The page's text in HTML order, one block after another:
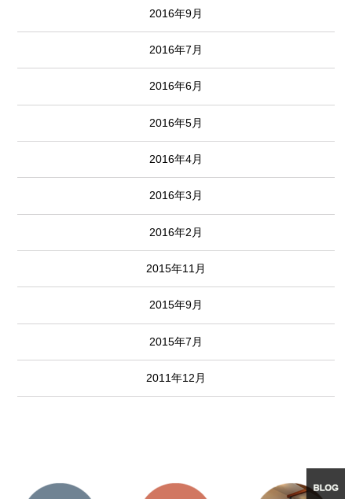
2016年9月
2016年7月
2016年6月
2016年5月
2016年4月
2016年3月
2016年2月
2015年11月
2015年9月
2015年7月
2011年12月